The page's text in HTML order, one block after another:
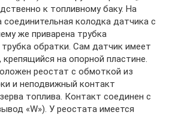
к топливному баку. На
колодка датчика с
же приварена трубка
обратки. Сам датчик имеет
на опорной пластине.
реостат с обмоткой из
и неподвижный контакт
топлива. Контакт соединен с
«W»). У реостата имеется